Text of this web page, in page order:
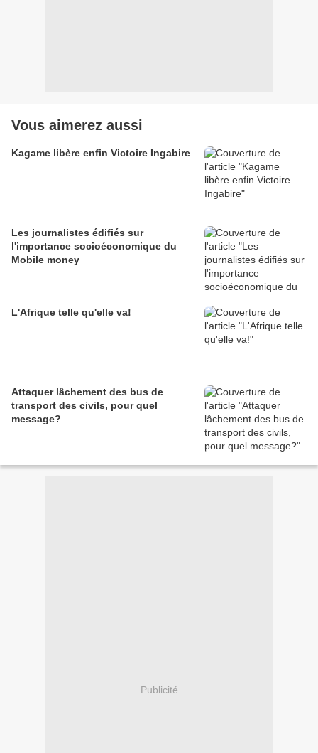
Vous aimerez aussi
Kagame libère enfin Victoire Ingabire
Les journalistes édifiés sur
l'importance socioéconomique du
Mobile money
L'Afrique telle qu'elle va!
Attaquer lâchement des bus de
transport des civils, pour quel
message?
Publicité